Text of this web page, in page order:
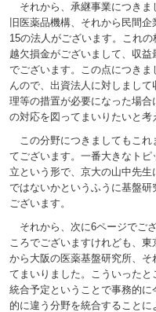
それから、承継事業につきま
旧医薬品機構、それから民間
15の法人がございます。これ
越欠損金がございまして、収
でございます。この点につき
んので、出資法人に対しまし
理等の措置が必要になった場
の対応を図ってまいりたいと考
この分野につきましてもこれ
てございます。一番大きなト
立という形で、京大の山中先
ではないかというふうに基盤
ございます。
それから、次に6ページでご
ころでございますけれども、
から大阪の医薬基盤研究所、
てまいりました。こういった
統合予定ということで事務的
的に違う分野を統合すること